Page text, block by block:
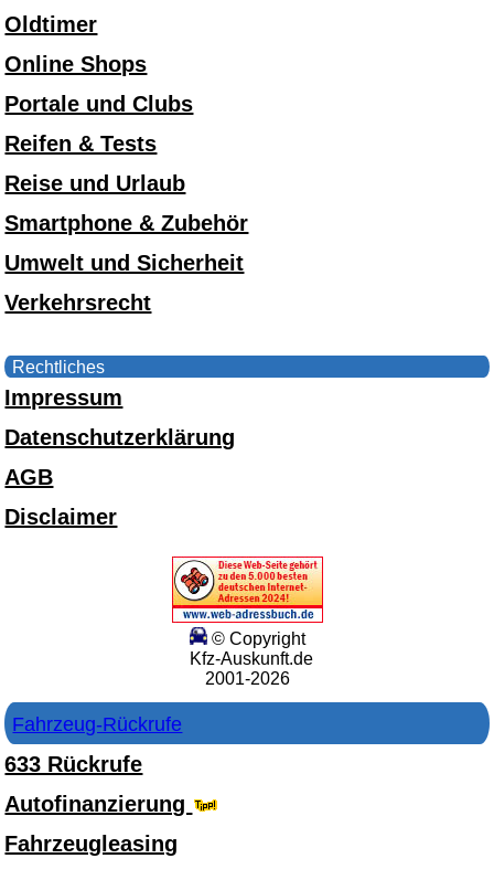
Oldtimer
Online Shops
Portale und Clubs
Reifen & Tests
Reise und Urlaub
Smartphone & Zubehör
Umwelt und Sicherheit
Verkehrsrecht
Rechtliches
Impressum
Datenschutzerklärung
AGB
Disclaimer
© Copyright
Kfz-Auskunft.de
2001-2026
Fahrzeug-Rückrufe
633 Rückrufe
Autofinanzierung
Fahrzeugleasing